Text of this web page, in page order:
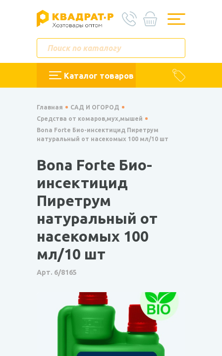
Каталог товаров
Главная
САД И ОГОРОД
Средства от комаров,мух,мышей
Bona Forte Био-инсектицид Пиретрум
натуральный от насекомых 100 мл/10 шт
Bona Forte Био-
инсектицид
Пиретрум
натуральный от
насекомых 100
мл/10 шт
Арт. 6/8165